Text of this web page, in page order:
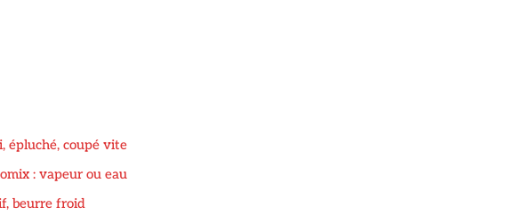
épluché, coupé vite
: vapeur ou eau
beurre froid